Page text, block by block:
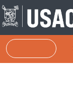
Pasar al contenido
Buscar